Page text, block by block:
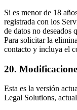
Si es menor de 18
registrada con los
de datos no deseados
Para solicitar la
contacto y incluya el
20.
Esta es la versión
Legal Solutions,